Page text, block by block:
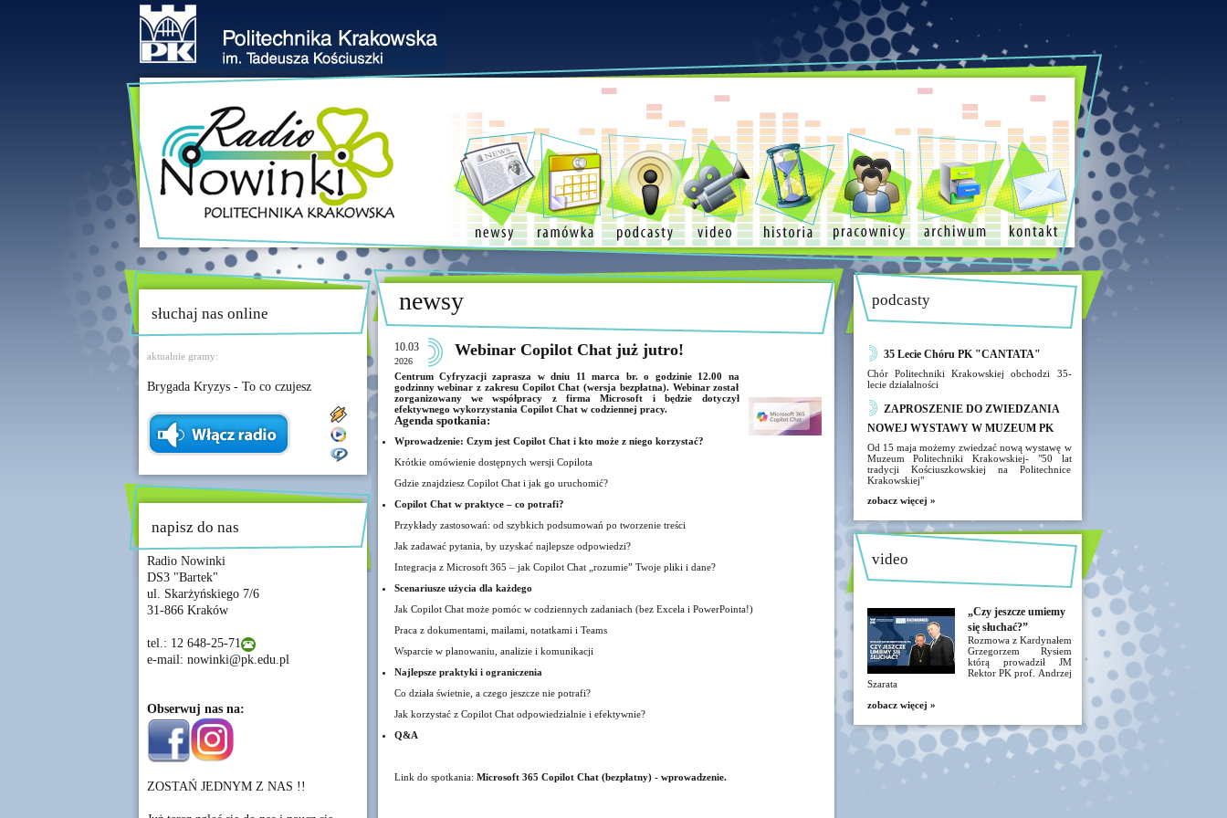
słuchaj nas online
aktualnie gramy:
Brygada Kryzys - To co czujesz
napisz do nas
Radio Nowinki
DS3 "Bartek"
ul. Skarżyńskiego 7/6
31-866 Kraków
tel.: 12 648-25-71
e-mail: nowinki@pk.edu.pl
Obserwuj nas na:
ZOSTAŃ JEDNYM Z NAS !!
newsy
10.03
2026
Webinar Copilot Chat już jutro!
Centrum Cyfryzacji zaprasza w dniu 11 marca br. o godzinie 12.00 na
godzinny webinar z zakresu Copilot Chat (wersja bezpłatna). Webinar został
zorganizowany we współpracy z firma Microsoft i będzie dotyczył
efektywnego wykorzystania Copilot Chat w codziennej pracy.
Agenda spotkania:
Wprowadzenie: Czym jest Copilot Chat i kto może z niego korzystać?
Krótkie omówienie dostępnych wersji Copilota
Gdzie znajdziesz Copilot Chat i jak go uruchomić?
Copilot Chat w praktyce – co potrafi?
Przykłady zastosowań: od szybkich podsumowań po tworzenie treści
Jak zadawać pytania, by uzyskać najlepsze odpowiedzi?
Integracja z Microsoft 365 – jak Copilot Chat „rozumie” Twoje pliki i dane?
Scenariusze użycia dla każdego
Jak Copilot Chat może pomóc w codziennych zadaniach (bez Excela i PowerPointa!)
Praca z dokumentami, mailami, notatkami i Teams
Wsparcie w planowaniu, analizie i komunikacji
Najlepsze praktyki i ograniczenia
Co działa świetnie, a czego jeszcze nie potrafi?
Jak korzystać z Copilot Chat odpowiedzialnie i efektywnie?
Q&A
Link do spotkania: Microsoft 365 Copilot Chat (bezpłatny) - wprowadzenie.
podcasty
35 Lecie Chóru PK "CANTATA"
Chór Politechniki Krakowskiej obchodzi 35-
lecie działalności
ZAPROSZENIE DO ZWIEDZANIA
NOWEJ WYSTAWY W MUZEUM PK
Od 15 maja możemy zwiedzać nową wystawę w
Muzeum Politechniki Krakowskiej- "50 lat
tradycji Kościuszkowskiej na Politechnice
Krakowskiej"
zobacz więcej »
video
„Czy jeszcze umiemy
się słuchać?”
Rozmowa z Kardynałem
Grzegorzem Rysiem
którą prowadził JM
Rektor PK prof. Andrzej
Szarata
zobacz więcej »